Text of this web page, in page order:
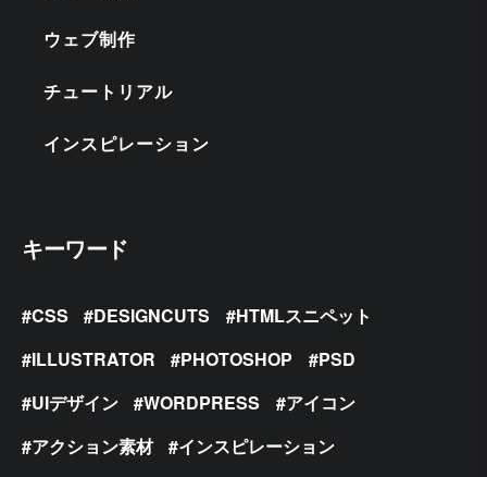
ウェブ制作
チュートリアル
インスピレーション
キーワード
CSS DESIGNCUTS
HTMLスニペット
ILLUSTRATOR
PHOTOSHOP
PSD
UIデザイン
WORDPRESS
アイコン
アクション素材
インスピレーション